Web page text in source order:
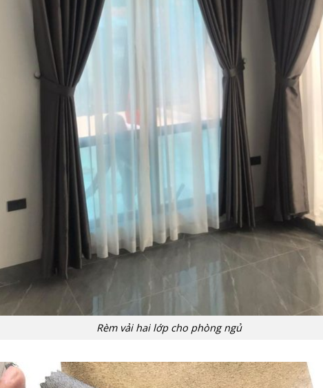
Rèm vải hai lớp cho phòng ngủ